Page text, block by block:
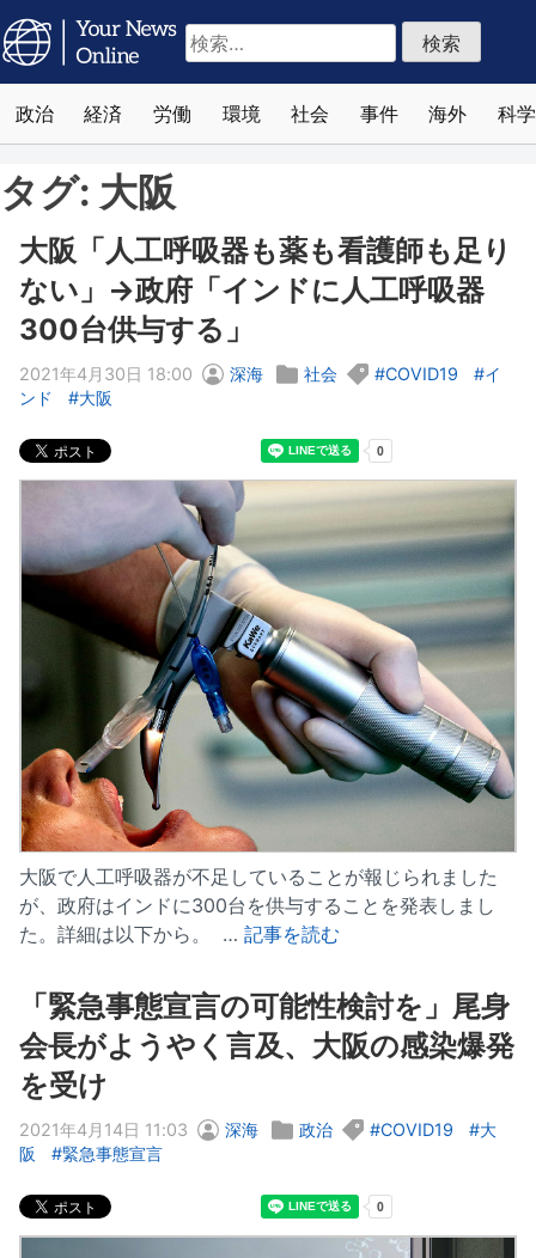
検
索:
政治 経済 労働 環境 社会 事件 海外 科学
タグ: 大阪
大阪「人工呼吸器も薬も看護師も足り
ない」→政府「インドに人工呼吸器
300台供与する」
2021年4月30日 18:00 深海 社会 COVID19
イ
ンド
大阪
大阪で人工呼吸器が不足していることが報じられました
が、政府はインドに300台を供与することを発表しまし
た。詳細は以下から。 … 記事を読む
「緊急事態宣言の可能性検討を」尾身
会長がようやく言及、大阪の感染爆発
を受け
2021年4月14日 11:03 深海 政治 COVID19
大
阪
緊急事態宣言